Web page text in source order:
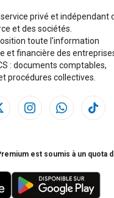
privé et indépendant
et des sociétés.
toute l'information
et financière des
: documents comptables,
procédures collectives.
est soumis à un quota